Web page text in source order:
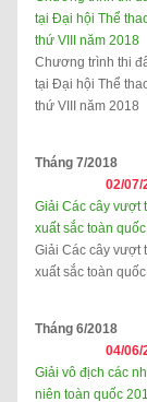
tại Đại hội Thể
thứ VIII năm 2018
Chương trình thi
tại Đại hội Thể
thứ VIII năm 2018
Tháng 7/2018
02/07/
Giải Các cây vượt
xuất sắc toàn
Giải Các cây vượt
xuất sắc toàn
Tháng 6/2018
04/06/
Giải vô địch các
niên toàn quốc